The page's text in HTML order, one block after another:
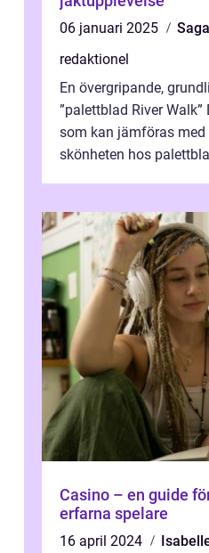
06 januari 2025
redaktionel
En övergripande,
”palettblad River
som kan jämföras med
skönheten hos
Casino – en guide
erfarna spelare
16 april 2024